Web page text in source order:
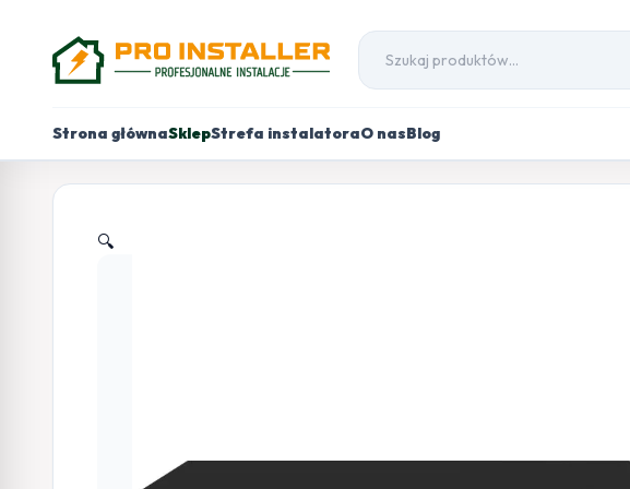
Strona głównaSklepStrefa instalatoraO nasBlog
🔍